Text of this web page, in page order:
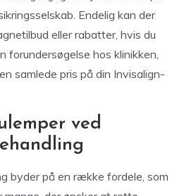
Endelig kan der
eller rabatter, hvis du
hos klinikken,
samlede pris på din Invisalign-
ved
byder på en række fordele, som